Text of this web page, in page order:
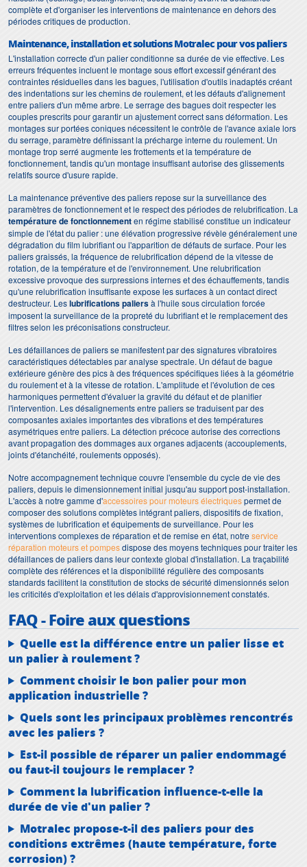
complète et d'organiser les interventions de maintenance en dehors des
périodes critiques de production.
Maintenance, installation et solutions Motralec pour vos paliers
L'installation correcte d'un palier conditionne sa durée de vie effective. Les
erreurs fréquentes incluent le montage sous effort excessif générant des
contraintes résiduelles dans les bagues, l'utilisation d'outils inadaptés créant
des indentations sur les chemins de roulement, et les défauts d'alignement
entre paliers d'un même arbre. Le serrage des bagues doit respecter les
couples prescrits pour garantir un ajustement correct sans déformation. Les
montages sur portées coniques nécessitent le contrôle de l'avance axiale lors
du serrage, paramètre définissant la précharge interne du roulement. Un
montage trop serré augmente les frottements et la température de
fonctionnement, tandis qu'un montage insuffisant autorise des glissements
relatifs source d'usure rapide.
La maintenance préventive des paliers repose sur la surveillance des
paramètres de fonctionnement et le respect des périodes de relubrification. La
température de fonctionnementen régime stabilisé constitue un indicateur
simple de l'état du palier : une élévation progressive révèle généralement une
dégradation du film lubrifiant ou l'apparition de défauts de surface. Pour les
paliers graissés, la fréquence de relubrification dépend de la vitesse de
rotation, de la température et de l'environnement. Une relubrification
excessive provoque des surpressions internes et des échauffements, tandis
qu'une relubrification insuffisante expose les surfaces à un contact direct
destructeur. Leslubrifications paliersà l'huile sous circulation forcée
imposent la surveillance de la propreté du lubrifiant et le remplacement des
filtres selon les préconisations constructeur.
Les défaillances de paliers se manifestent par des signatures vibratoires
caractéristiques détectables par analyse spectrale. Un défaut de bague
extérieure génère des pics à des fréquences spécifiques liées à la géométrie
du roulement et à la vitesse de rotation. L'amplitude et l'évolution de ces
harmoniques permettent d'évaluer la gravité du défaut et de planifier
l'intervention. Les désalignements entre paliers se traduisent par des
composantes axiales importantes des vibrations et des températures
asymétriques entre paliers. La détection précoce autorise des corrections
avant propagation des dommages aux organes adjacents (accouplements,
joints d'étanchéité, roulements opposés).
Notre accompagnement technique couvre l'ensemble du cycle de vie des
paliers, depuis le dimensionnement initial jusqu'au support post-installation.
L'accès à notre gamme d'accessoires pour moteurs électriquespermet de
composer des solutions complètes intégrant paliers, dispositifs de fixation,
systèmes de lubrification et équipements de surveillance. Pour les
interventions complexes de réparation et de remise en état, notreservice
réparation moteurs et pompesdispose des moyens techniques pour traiter les
défaillances de paliers dans leur contexte global d'installation. La traçabilité
complète des références et la disponibilité régulière des composants
standards facilitent la constitution de stocks de sécurité dimensionnés selon
les criticités d'exploitation et les délais d'approvisionnement constatés.
FAQ - Foire aux questions
Quelle est la différence entre un palier lisse et
un palier à roulement ?
Comment choisir le bon palier pour mon
application industrielle ?
Quels sont les principaux problèmes rencontrés
avec les paliers ?
Est-il possible de réparer un palier endommagé
ou faut-il toujours le remplacer ?
Comment la lubrification influence-t-elle la
durée de vie d'un palier ?
Motralec propose-t-il des paliers pour des
conditions extrêmes (haute température, forte
corrosion) ?